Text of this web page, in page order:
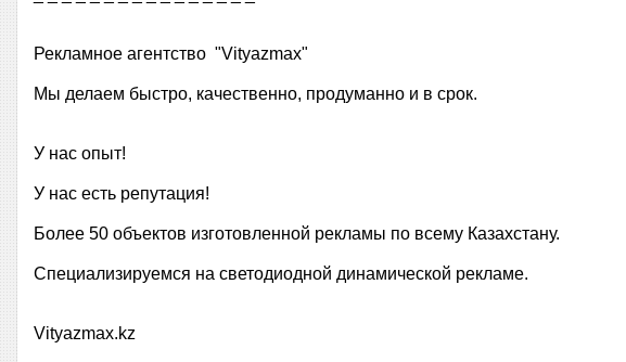
Рекламное агентство "Vityazmax"
Мы делаем быстро, качественно, продуманно и в срок.
У нас опыт!
У нас есть репутация!
Более 50 объектов изготовленной рекламы по всему Казахстану.
Специализируемся на светодиодной динамической рекламе.
Vityazmax.kz